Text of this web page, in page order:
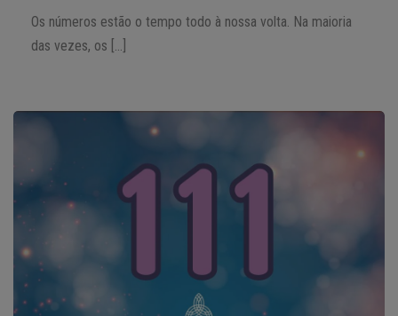
Os números estão o tempo todo à nossa volta. Na maioria
das vezes, os […]